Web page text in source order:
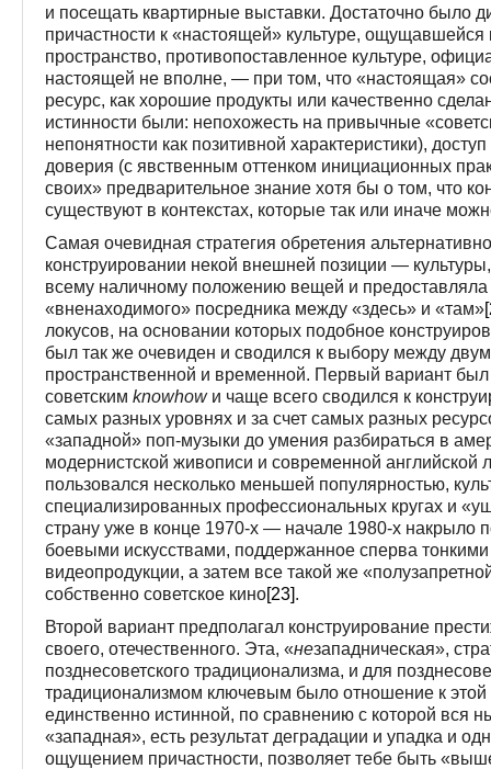
и посещать квартирные выставки. Достаточно было
причастности к «настоящей» культуре,
пространство, противопоставленное культуре,
настоящей не вполне, — при том, что «настоящая»
ресурс, как хорошие продукты или качественно
истинности были: непохожесть на привычные
непонятности как позитивной характеристики),
доверия (с явственным оттенком инициационных
своих» предварительное знание хотя бы о том, что
существуют в контекстах, которые так или иначе
Самая очевидная стратегия обретения
конструировании некой внешней позиции —
всему наличному положению вещей и предоставляла
«вненаходимого» посредника между «здесь» и «там»
локусов, на основании которых подобное
был так же очевиден и сводился к выбору между
пространственной и временной. Первый вариант
советским knowhowи чаще всего сводился к
самых разных уровнях и за счет самых разных
«западной» поп-музыки до умения разбираться в
модернистской живописи и современной
пользовался несколько меньшей популярностью,
специализированных профессиональных кругах и
страну уже в конце 1970-х — начале 1980-х накрыло
боевыми искусствами, поддержанное сперва
видеопродукции, а затем все такой же
собственно советское кино[23].
Второй вариант предполагал конструирование
своего, отечественного. Эта, «незападническая»,
позднесоветского традиционализма, и для
традиционализмом ключевым было отношение к этой
единственно истинной, по сравнению с которой вся
«западная», есть результат деградации и упадка и
ощущением причастности, позволяет тебе быть